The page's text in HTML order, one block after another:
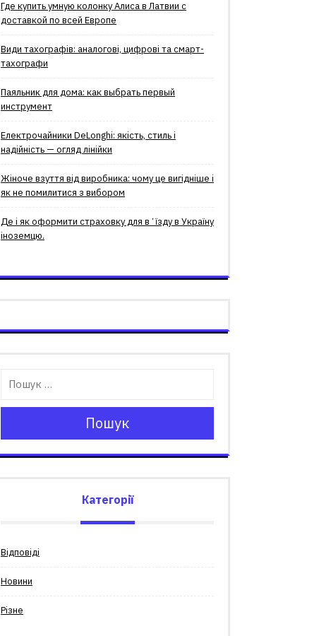
Где купить умную колонку Алиса в Латвии с
доставкой по всей Европе
Види тахографів: аналогові, цифрові та смарт-
тахографи
Паяльник для дома: как выбрать первый
инструмент
Електрочайники DeLonghi: якість, стиль і
надійність — огляд лінійки
Жіноче взуття від виробника: чому це вигідніше і
як не помилитися з вибором
Де і як оформити страховку для вʼїзду в Україну
іноземцю.
Пошук
Категорії
Відповіді
Новини
Різне